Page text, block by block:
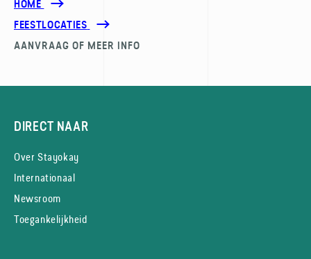
HOME
FEESTLOCATIES
AANVRAAG OF MEER INFO
DIRECT NAAR
Over Stayokay
Internationaal
Newsroom
Toegankelijkheid